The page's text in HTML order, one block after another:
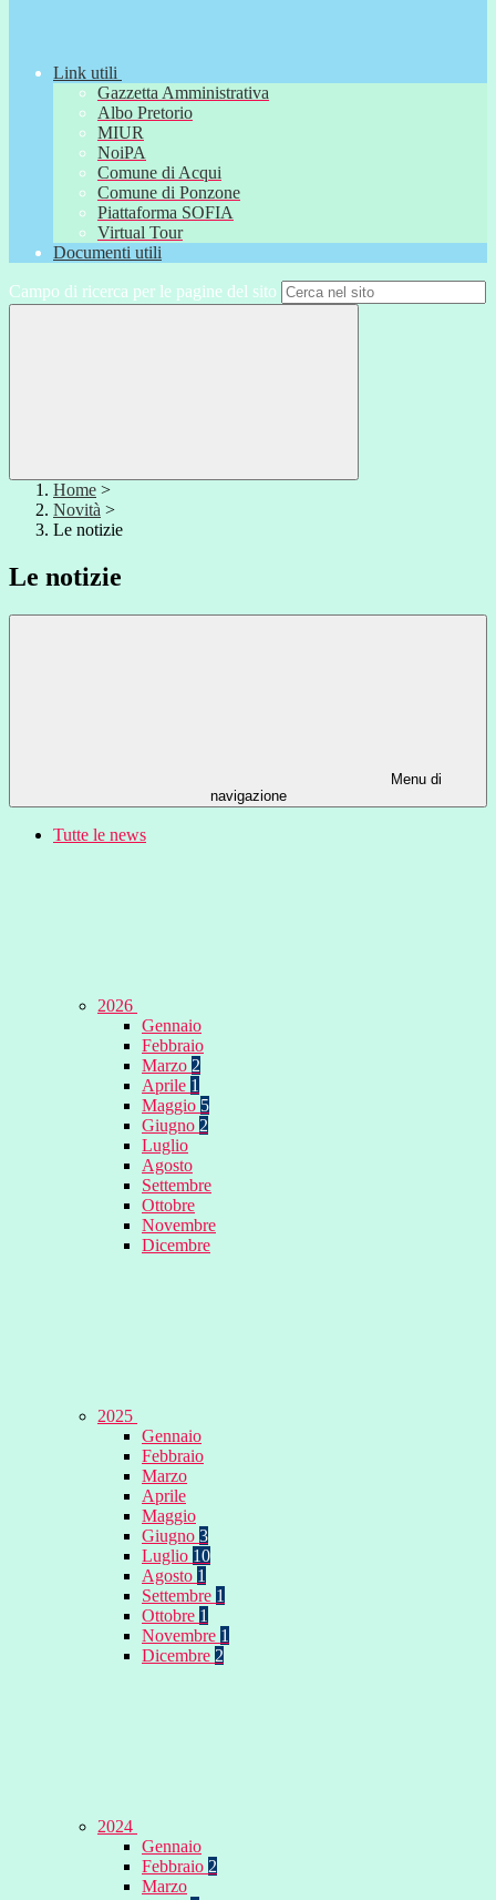
Link utili
Gazzetta Amministrativa
Albo Pretorio
MIUR
NoiPA
Comune di Acqui
Comune di Ponzone
Piattaforma SOFIA
Virtual Tour
Documenti utili
Campo di ricerca per le pagine del sito
Home >
Novità >
Le notizie
Le notizie
Menu di
navigazione
Tutte le news
2026
Gennaio
Febbraio
Marzo 2
Aprile 1
Maggio 5
Giugno 2
Luglio
Agosto
Settembre
Ottobre
Novembre
Dicembre
2025
Gennaio
Febbraio
Marzo
Aprile
Maggio
Giugno 3
Luglio 10
Agosto 1
Settembre 1
Ottobre 1
Novembre 1
Dicembre 2
2024
Gennaio
Febbraio 2
Marzo